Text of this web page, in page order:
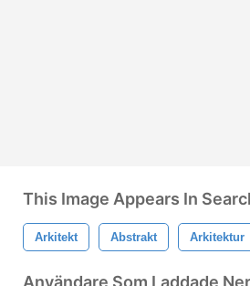
This Image Appears In
Arkitekt Abstrakt Arkitektur
Användare Som Laddade